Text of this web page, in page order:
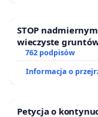
STOP
wieczyste
ogrody działkowe.
762 podpisów
Informacja o
Petycja o